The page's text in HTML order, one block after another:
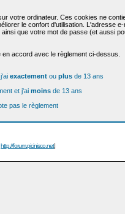
votre ordinateur. Ces cookies ne
le confort d'utilisation. L'adresse e-
que votre mot de passe (et aussi
accord avec le règlement ci-dessus.
exactementou plusde 13 ans
et j'ai moins de 13 ans
pas le règlement
http://forum.picinisco.net]